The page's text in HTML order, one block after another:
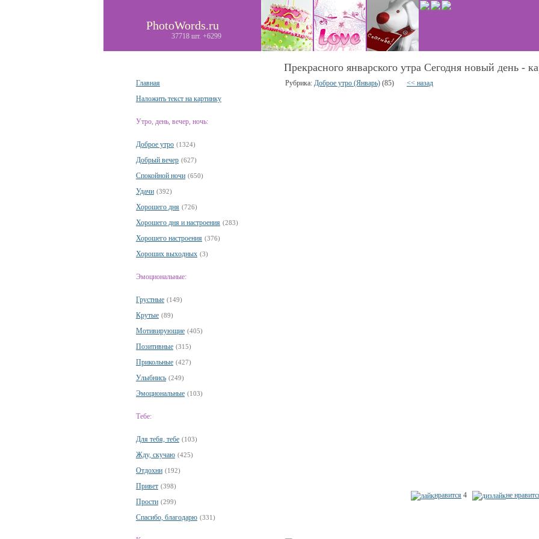
PhotoWords.ru
37718 шт. +6299
Главная
Наложить текст на картинку
Утро, день, вечер, ночь:
Доброе утро (1324)
Добрый вечер (627)
Спокойной ночи (650)
Удачи (392)
Хорошего дня (726)
Хорошего дня и настроения (283)
Хорошего настроения (376)
Хороших выходных (3)
Эмоциональные:
Грустные (149)
Крутые (89)
Мотивирующие (405)
Позитивные (315)
Прикольные (427)
Улыбнись (249)
Эмоциональные (103)
Тебе:
Для тебя, тебе (103)
Жду, скучаю (425)
Отдохни (192)
Привет (398)
Прости (299)
Спасибо, благодарю (331)
Прекрасного январского утра Сегодня новый день -
Рубрика: Доброе утро (Январь) (85) << назад
нравится 4 не